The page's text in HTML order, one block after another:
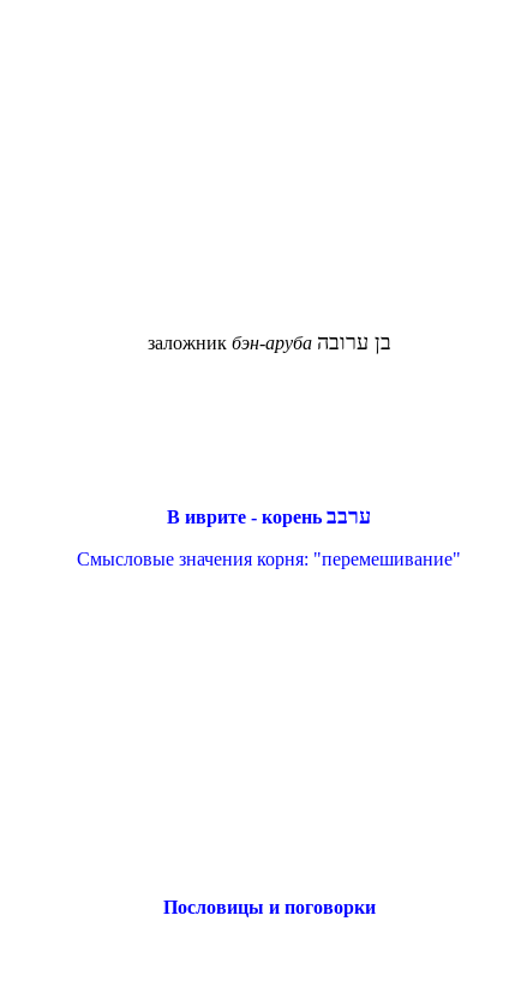
заложник бэн-аруба בן ערובה
В иврите - корень ערבב
Смысловые значения корня: "перемешивание"
Пословицы и поговорки